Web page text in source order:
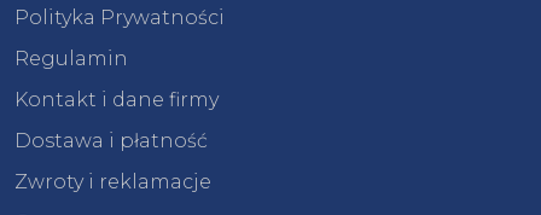
Polityka Prywatności
Regulamin
Kontakt i dane firmy
Dostawa i płatność
Zwroty i reklamacje